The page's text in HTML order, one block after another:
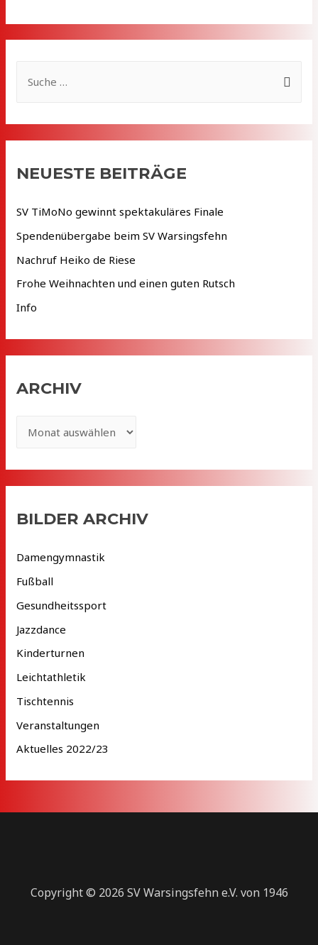
n
a
c
h
:
NEUESTE BEITRÄGE
SV TiMoNo gewinnt spektakuläres Finale
Spendenübergabe beim SV Warsingsfehn
Nachruf Heiko de Riese
Frohe Weihnachten und einen guten Rutsch
Info
ARCHIV
c
h
iBILDER ARCHIV
Damengymnastik
Fußball
Gesundheitssport
Jazzdance
Kinderturnen
Leichtathletik
Tischtennis
Veranstaltungen
Aktuelles 2022/23
Copyright © 2026 SV Warsingsfehn e.V. von 1946